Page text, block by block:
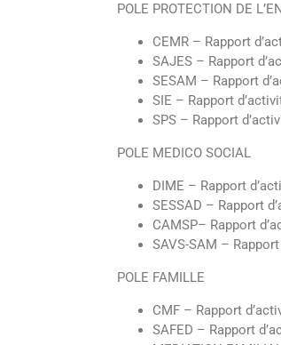
POLE PROTECTION DE
CEMR – Rapport
SAJES – Rapport
SESAM – Rapport
SIE – Rapport
SPS – Rapport
POLE MEDICO SOCIAL
DIME – Rapport
SESSAD – Rapport
CAMSP– Rapport
SAVS-SAM –
POLE FAMILLE
CMF – Rapport
SAFED – Rapport